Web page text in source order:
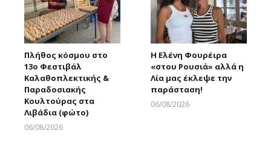
Πλήθος κόσμου στο
13ο Φεστιβάλ
Καλαθοπλεκτικής &
Παραδοσιακής
Κουλτούρας στα
Λιβάδια (φώτο)
06/08/2026
Η Ελένη Φουρέιρα
«στου Ρουσιά» αλλά η
Λία μας έκλεψε την
παράσταση!
06/08/2026